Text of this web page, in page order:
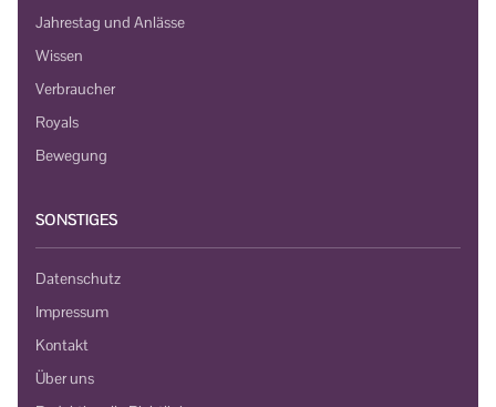
Jahrestag und Anlässe
Wissen
Verbraucher
Royals
Bewegung
SONSTIGES
Datenschutz
Impressum
Kontakt
Über uns